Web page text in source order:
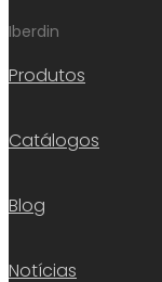
Iberdin
Produtos
Catálogos
Blog
Notícias